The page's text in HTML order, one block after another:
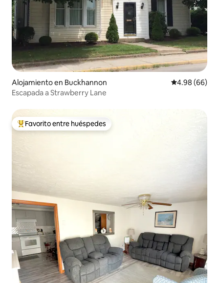
Alojamiento en Buckhannon Calificación
4.98 (66)
Escapada a Strawberry Lane
Favorito entre huéspedes preferido
Favorito entre huéspedes